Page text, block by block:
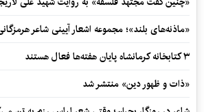
«ماذنه‌های بلند»؛ مجموعه اشعار آیینی شاعر
۳ کتابخانه کرمانشاه پایان هفته‌ها فعال هستند
«ذات و ظهور دین» منتشر شد